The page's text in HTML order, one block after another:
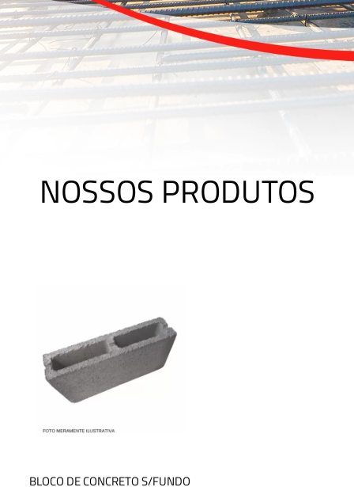
NOSSOS PRODUTOS
CAPA DE MURO RETA 19X80X3CM